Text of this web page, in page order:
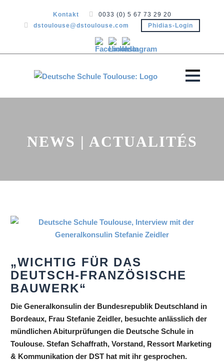
Kontakt
0033 (0) 5 67 73 29 20
dstoulouse@dstoulouse.com
Phidias-Login
NEWS | ACTUALITÉS
„WICHTIG FÜR DAS
DEUTSCH-FRANZÖSISCHE
BAUWERK“
Die Generalkonsulin der Bundesrepublik Deutschland in
Bordeaux, Frau Stefanie Zeidler, besuchte anlässlich der
mündlichen Abiturprüfungen die Deutsche Schule in
Toulouse. Stefan Schaffrath, Vorstand, Ressort Marketing
& Kommunikation der DST hat mit ihr gesprochen.